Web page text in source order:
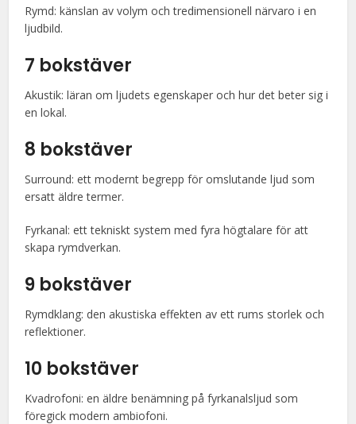
Rymd: känslan av volym och tredimensionell närvaro i en
ljudbild.
7 bokstäver
Akustik: läran om ljudets egenskaper och hur det beter sig i
en lokal.
8 bokstäver
Surround: ett modernt begrepp för omslutande ljud som
ersatt äldre termer.
Fyrkanal: ett tekniskt system med fyra högtalare för att
skapa rymdverkan.
9 bokstäver
Rymdklang: den akustiska effekten av ett rums storlek och
reflektioner.
10 bokstäver
Kvadrofoni: en äldre benämning på fyrkanalsljud som
föregick modern ambiofoni.